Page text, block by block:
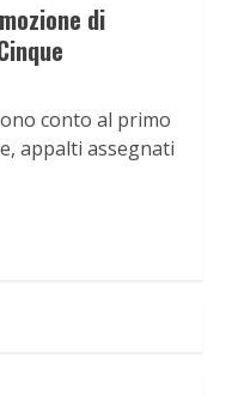
di
conto al primo
appalti assegnati